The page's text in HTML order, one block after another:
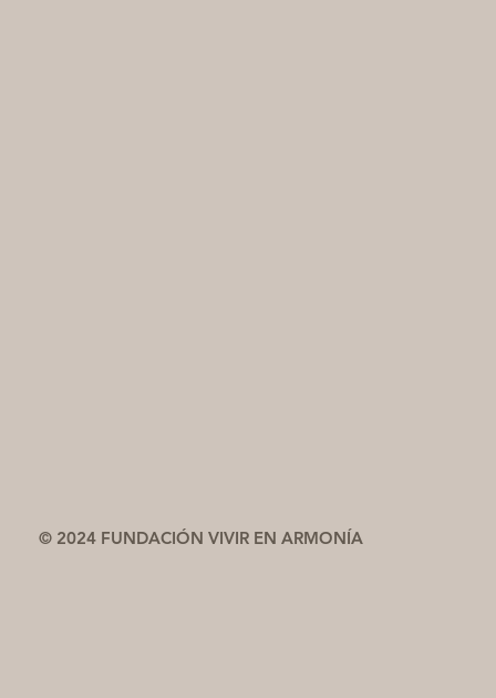
© 2024 FUNDACIÓN VIVIR EN ARMONÍA